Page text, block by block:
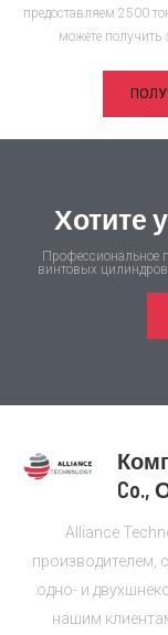
предоставляем 2500
можете получить
Хотите
Профессиональное
винтовых
Co.,
Alliance
производителем,
одно- и
нашим